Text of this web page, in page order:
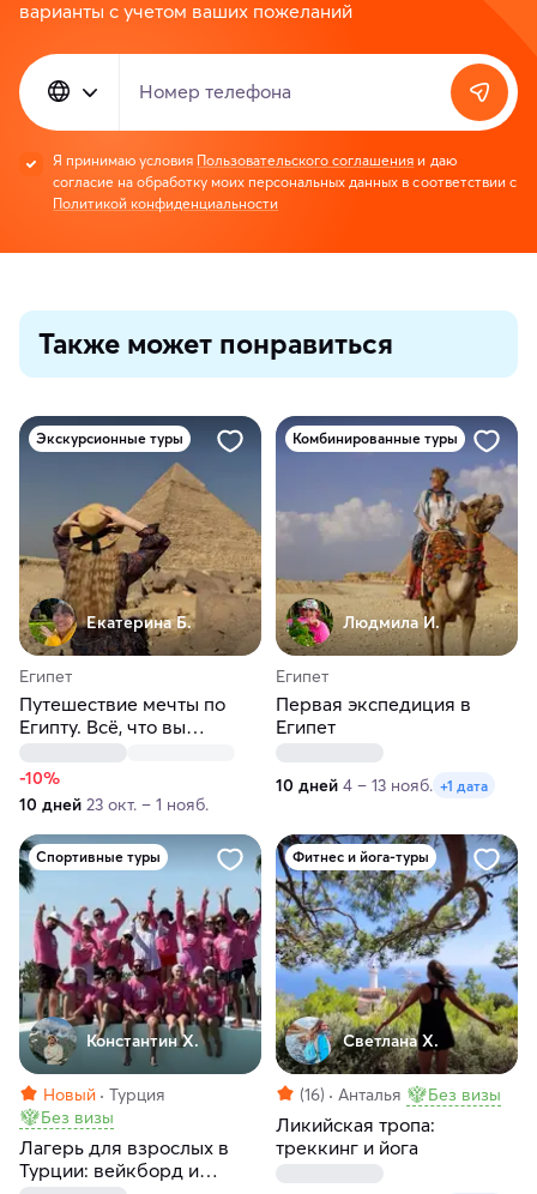
варианты с учетом ваших пожеланий
Номер телефона
Я принимаю условия Пользовательского соглашения и даю
согласие на обработку моих персональных данных в соответствии с
Политикой конфиденциальности
Также может понравиться
Экскурсионные туры
Екатерина Б.
Египет
Путешествие мечты по
Египту. Всё, что вы
-10%
10 дней 23 окт. – 1 нояб.
Комбинированные туры
Людмила И.
Египет
Первая экспедиция в
Египет
10 дней 4 – 13 нояб. +1 дата
Спортивные туры
Константин Х.
Новый
Турция
Без визы
Лагерь для взрослых в
Турции: вейкборд и
Фитнес и йога-туры
Светлана Х.
(16) Анталья Без визы
Ликийская тропа:
треккинг и йога